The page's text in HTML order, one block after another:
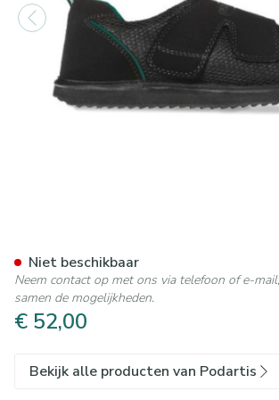
€ 52,00
Niet beschikbaar
Neem contact op met ons via telefoon of e-
samen de mogelijkheden.
Bekijk alle producten van Podartis